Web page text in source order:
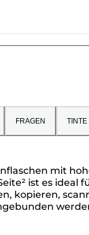
FRAGEN
mit
ist es ideal
kopieren,